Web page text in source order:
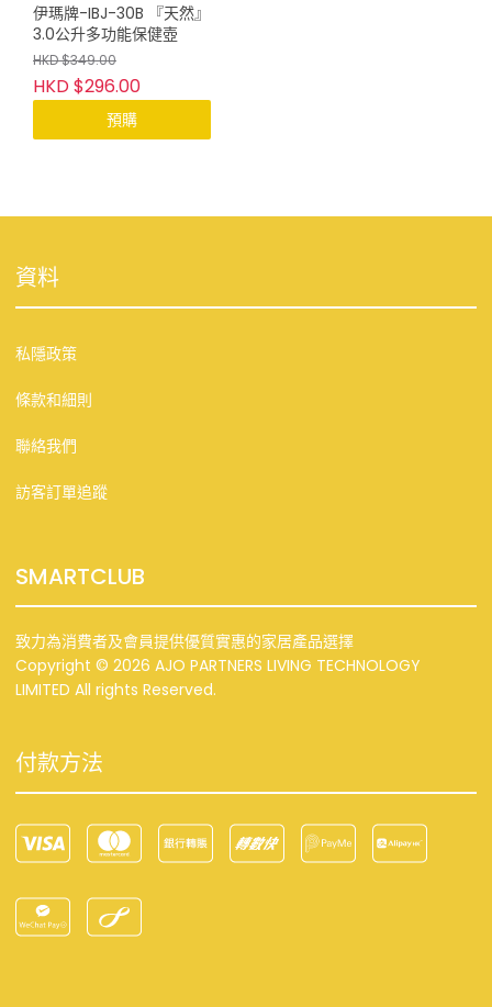
伊瑪牌-IBJ-30B 『天然』
3.0公升多功能保健壺
HKD $349.00
HKD $296.00
預購
資料
私隱政策
條款和細則
聯絡我們
訪客訂單追蹤
SMARTCLUB
致力為消費者及會員提供優質實惠的家居產品選擇
Copyright © 2026 AJO PARTNERS LIVING TECHNOLOGY
LIMITED All rights Reserved.
付款方法